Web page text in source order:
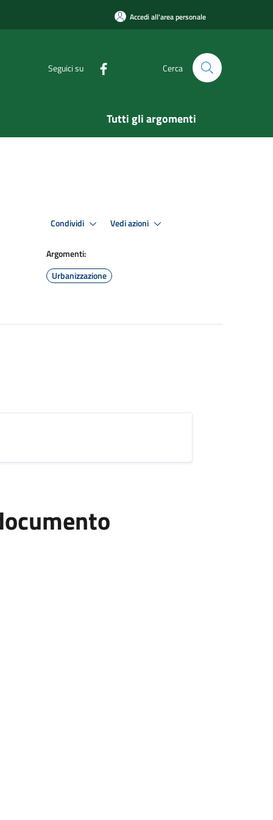
Accedi all'area personale
Seguici su Cerca
Tutti gli argomenti
Condividi Vedi azioni
Argomenti:
Urbanizzazione